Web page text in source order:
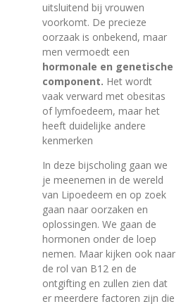
uitsluitend bij vrouwen
voorkomt. De precieze
oorzaak is onbekend, maar
men vermoedt een
hormonale en genetische
component. Het wordt
vaak verward met obesitas
of lymfoedeem, maar het
heeft duidelijke andere
kenmerken
In deze bijscholing gaan we
je meenemen in de wereld
van Lipoedeem en op zoek
gaan naar oorzaken en
oplossingen. We gaan de
hormonen onder de loep
nemen. Maar kijken ook naar
de rol van B12 en de
ontgifting en zullen zien dat
er meerdere factoren zijn die